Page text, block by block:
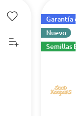
Garantía
Nuevo
Semillas